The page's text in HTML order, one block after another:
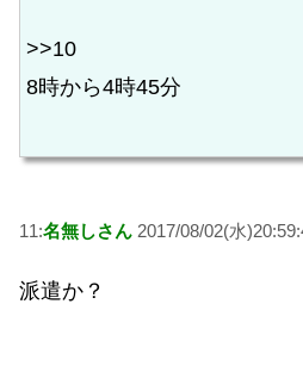
>>10
8時から4時45分
11:名無しさん 2017/08/02(水
派遣か？